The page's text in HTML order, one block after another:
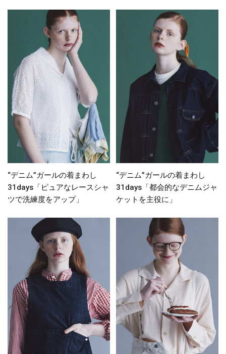
“デニム”ガールの着まわし
31days「ピュアなレースシャ
ツで洗練度をアップ」
“デニム”ガールの着まわし
31days「都会的なデニムジャ
ケットを主役に」